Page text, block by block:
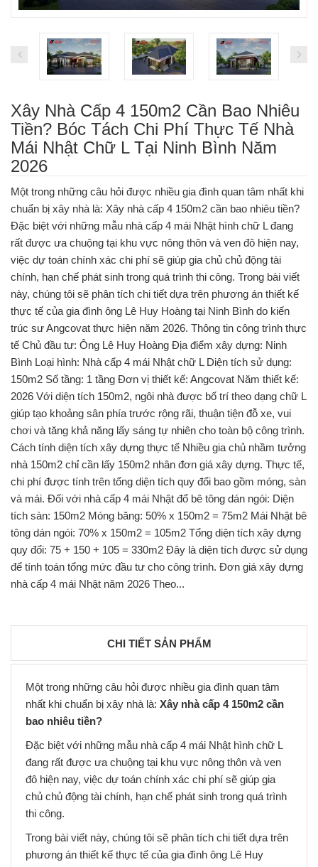
Xây Nhà Cấp 4 150m2 Cần Bao Nhiêu
Tiền? Bóc Tách Chi Phí Thực Tế Nhà
Mái Nhật Chữ L Tại Ninh Bình Năm
2026
Một trong những câu hỏi được nhiều gia đình quan tâm nhất khi
chuẩn bị xây nhà là: Xây nhà cấp 4 150m2 cần bao nhiêu tiền?
Đặc biệt với những mẫu nhà cấp 4 mái Nhật hình chữ L đang
rất được ưa chuộng tại khu vực nông thôn và ven đô hiện nay,
việc dự toán chính xác chi phí sẽ giúp gia chủ chủ động tài
chính, hạn chế phát sinh trong quá trình thi công. Trong bài viết
này, chúng tôi sẽ phân tích chi tiết dựa trên phương án thiết kế
thực tế của gia đình ông Lê Huy Hoàng tại Ninh Bình do kiến
trúc sư Angcovat thực hiện năm 2026. Thông tin công trình thực
tế Chủ đầu tư: Ông Lê Huy Hoàng Địa điểm xây dựng: Ninh
Bình Loại hình: Nhà cấp 4 mái Nhật chữ L Diện tích sử dụng:
150m2 Số tầng: 1 tầng Đơn vị thiết kế: Angcovat Năm thiết kế:
2026 Với diện tích 150m2, ngôi nhà được bố trí theo dạng chữ L
giúp tạo khoảng sân phía trước rộng rãi, thuận tiện đỗ xe, vui
chơi và tăng khả năng lấy sáng tự nhiên cho toàn bộ công trình.
Cách tính diện tích xây dựng thực tế Nhiều gia chủ nhầm tưởng
nhà 150m2 chỉ cần lấy 150m2 nhân đơn giá xây dựng. Thực tế,
chi phí được tính trên tổng diện tích quy đổi bao gồm móng, sàn
và mái. Đối với nhà cấp 4 mái Nhật đổ bê tông dán ngói: Diện
tích sàn: 150m2 Móng băng: 50% x 150m2 = 75m2 Mái Nhật bê
tông dán ngói: 70% x 150m2 = 105m2 Tổng diện tích xây dựng
quy đổi: 75 + 150 + 105 = 330m2 Đây là diện tích được sử dụng
để tính toán tổng mức đầu tư cho công trình. Đơn giá xây dựng
nhà cấp 4 mái Nhật năm 2026 Theo...
CHI TIẾT SẢN PHẨM
Một trong những câu hỏi được nhiều gia đình quan tâm
nhất khi chuẩn bị xây nhà là: Xây nhà cấp 4 150m2 cần
bao nhiêu tiền?
Đặc biệt với những mẫu nhà cấp 4 mái Nhật hình chữ L
đang rất được ưa chuộng tại khu vực nông thôn và ven
đô hiện nay, việc dự toán chính xác chi phí sẽ giúp gia
chủ chủ động tài chính, hạn chế phát sinh trong quá trình
thi công.
Trong bài viết này, chúng tôi sẽ phân tích chi tiết dựa trên
phương án thiết kế thực tế của gia đình ông Lê Huy